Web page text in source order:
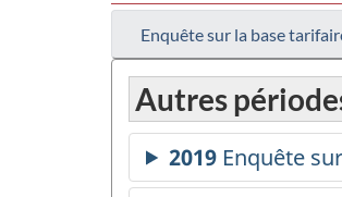
Enquête sur la base
Autres